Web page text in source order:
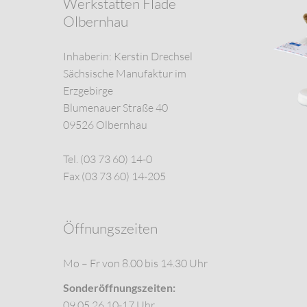
Werkstätten Flade
Olbernhau
Inhaberin: Kerstin Drechsel
Sächsische Manufaktur im
Erzgebirge
Blumenauer Straße 40
09526 Olbernhau
Tel. (03 73 60) 14-0
Fax (03 73 60) 14-205
Öffnungszeiten
Mo – Fr von 8.00 bis 14.30 Uhr
Sonderöffnungszeiten: